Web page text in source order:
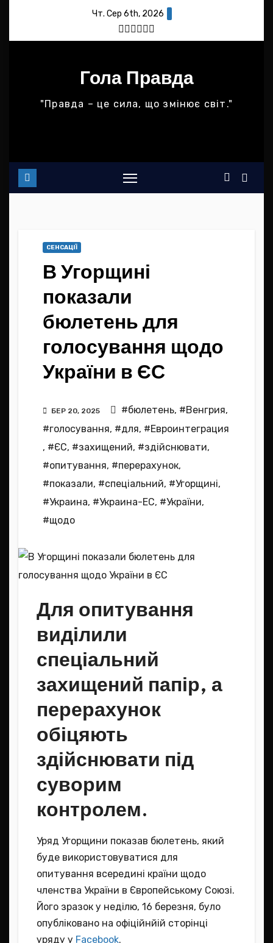
content
Чт. Сер 6th, 2026
Гола Правда
"Правда – це сила, що змінює світ."
СЕНСАЦІЇ
В Угорщині
показали
бюлетень для
голосування щодо
України в ЄС
БЕР 20, 2025 #бюлетень, #Венгрия,
#голосування, #для, #Евроинтеграция
, #ЄС, #захищений, #здійснювати,
#опитування, #перерахунок,
#показали, #спеціальний, #Угорщині,
#Украина, #Украина-ЕС, #України,
#щодо
Для опитування
виділили
спеціальний
захищений папір, а
перерахунок
обіцяють
здійснювати під
суворим
контролем.
Уряд Угорщини показав бюлетень, який
буде використовуватися для
опитування всередині країни щодо
членства України в Європейському Союзі.
Його зразок у неділю, 16 березня, було
опубліковано на офіційнйій сторінці
уряду у Facebook.